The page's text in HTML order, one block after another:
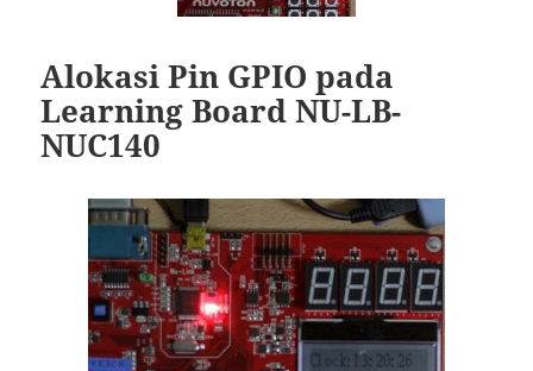
Alokasi Pin GPIO pada
Learning Board NU-LB-
NUC140